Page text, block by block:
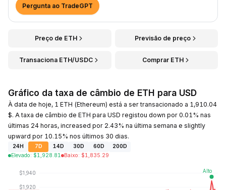
Pergunta ao TradeGPT
Preço de ETH Previsão de preço
Transaciona ETH/USDC Comprar ETH
Gráfico da taxa de câmbio de ETH para USD
À data de hoje, 1 ETH (Ethereum) está a ser transacionado a 1,910.04
$. A taxa de câmbio de ETH para USD registou down por 0.01% nas
últimas 24 horas, increased por 2.43% na última semana e slightly
upward por 10.15% nos últimos 30 dias.
24H 7D 14D 30D 60D
200D
Elevado: $1,928.81 Baixo: $1,835.29